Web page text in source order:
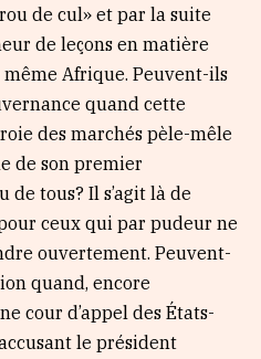
de cul» et par la suite
de leçons en matière
même Afrique. Peuvent-ils
quand cette
des marchés pèle-mêle
de son premier
de tous? Il s’agit là de
ceux qui par pudeur ne
ouvertement. Peuvent-
quand, encore
cour d’appel des États-
le président